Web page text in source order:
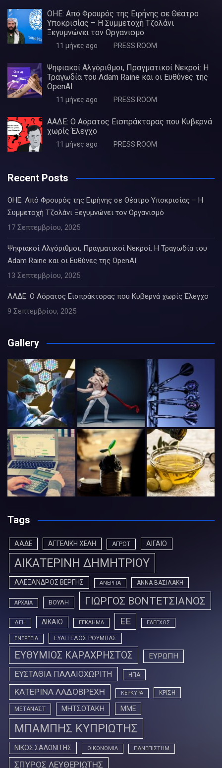
ΟΗΕ: Από Φρουρός της Ειρήνης σε Θέατρο
Υποκρισίας – Η Συμμετοχή Τζολάνι
Ξεγυμνώνει τον Οργανισμό
11 μήνες ago PRESS ROOM
Ψηφιακοί Αλγόριθμοι, Πραγματικοί Νεκροί: Η
Τραγωδία του Adam Raine και οι Ευθύνες της
OpenAI
11 μήνες ago PRESS ROOM
ΑΑΔΕ: Ο Αόρατος Εισπράκτορας που Κυβερνά
χωρίς Έλεγχο
11 μήνες ago PRESS ROOM
Recent Posts
ΟΗΕ: Από Φρουρός της Ειρήνης σε Θέατρο Υποκρισίας – Η
Συμμετοχή Τζολάνι Ξεγυμνώνει τον Οργανισμό
17 Σεπτεμβρίου, 2025
Ψηφιακοί Αλγόριθμοι, Πραγματικοί Νεκροί: Η Τραγωδία του
Adam Raine και οι Ευθύνες της OpenAI
13 Σεπτεμβρίου, 2025
ΑΑΔΕ: Ο Αόρατος Εισπράκτορας που Κυβερνά χωρίς Έλεγχο
9 Σεπτεμβρίου, 2025
Gallery
Tags
ΑΑΔΕ ΑΓΓΕΛΙΚΗ ΧΕΛΗ ΑΓΡΟΤ ΑΙΓΑΙΟ
ΑΙΚΑΤΕΡΙΝΗ ΔΗΜΗΤΡΙΟΥ
ΑΛΕΞΑΝΔΡΟΣ ΒΕΡΓΗΣ ΑΝΕΡΓΙΑ ΑΝΝΑ ΒΑΣΙΛΑΚΗ
ΑΡΧΑΙΑ ΒΟΥΛΗ ΓΙΩΡΓΟΣ ΒΟΝΤΕΤΣΙΑΝΟΣ
ΔΕΗ ΔΙΚΑΙΟ ΕΓΚΛΗΜΑ ΕΕ ΕΛΕΓΧΟΣ
ΕΝΕΡΓΕΙΑ ΕΥΑΓΓΕΛΟΣ ΡΟΥΜΠΑΣ
ΕΥΘΥΜΙΟΣ ΚΑΡΑΧΡΗΣΤΟΣ ΕΥΡΩΠΗ
ΕΥΣΤΑΘΙΑ ΠΑΛΑΙΟΧΩΡΙΤΗ ΗΠΑ
ΚΑΤΕΡΙΝΑ ΛΑΔΟΒΡΕΧΗ ΚΕΡΚΥΡΑ ΚΡΙΣΗ
ΜΕΤΑΝΑΣΤ ΜΗΤΣΟΤΑΚΗ ΜΜΕ
ΜΠΑΜΠΗΣ ΚΥΠΡΙΩΤΗΣ
ΝΙΚΟΣ ΣΑΛΩΝΙΤΗΣ ΟΙΚΟΝΟΜΙΑ ΠΑΝΕΠΙΣΤΗΜ
ΣΠΥΡΟΣ ΛΕΥΘΕΡΙΩΤΗΣ